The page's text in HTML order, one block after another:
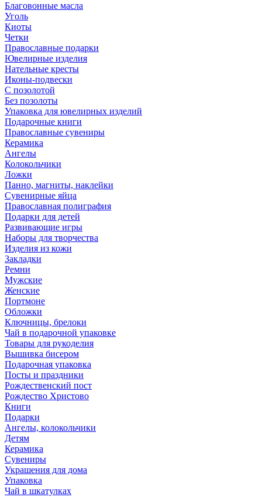
Благовонные масла
Уголь
Киоты
Четки
Православные подарки
Ювелирные изделия
Нательные кресты
Иконы-подвески
С позолотой
Без позолоты
Упаковка для ювелирных изделий
Подарочные книги
Православные сувениры
Керамика
Ангелы
Колокольчики
Ложки
Панно, магниты, наклейки
Сувенирные яйца
Православная полиграфия
Подарки для детей
Развивающие игры
Наборы для творчества
Изделия из кожи
Закладки
Ремни
Мужские
Женские
Портмоне
Обложки
Ключницы, брелоки
Чай в подарочной упаковке
Товары для рукоделия
Вышивка бисером
Подарочная упаковка
Посты и праздники
Рождественский пост
Рождество Христово
Книги
Подарки
Ангелы, колокольчики
Детям
Керамика
Сувениры
Украшения для дома
Упаковка
Чай в шкатулках